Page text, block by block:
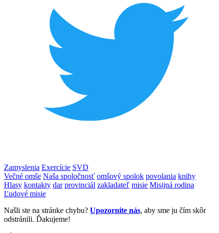
Zamyslenia Exercície SVD
Večné omše Naša spoločnosť omšový spolok povolania knihy
Hlasy kontakty dar provinciál zakladateľ misie Misijná rodina
Ľudové misie
Našli ste na stránke chybu? Upozornite nás, aby sme ju čím skôr
odstránili. Ďakujeme!